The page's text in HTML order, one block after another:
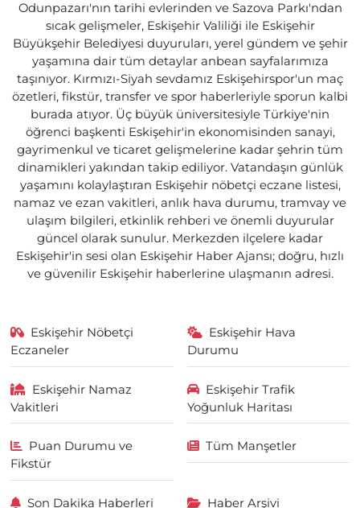
Odunpazarı'nın tarihi evlerinden ve Sazova Parkı'ndan
sıcak gelişmeler, Eskişehir Valiliği ile Eskişehir
Büyükşehir Belediyesi duyuruları, yerel gündem ve şehir
yaşamına dair tüm detaylar anbean sayfalarımıza
taşınıyor. Kırmızı-Siyah sevdamız Eskişehirspor'un maç
özetleri, fikstür, transfer ve spor haberleriyle sporun kalbi
burada atıyor. Üç büyük üniversitesiyle Türkiye'nin
öğrenci başkenti Eskişehir'in ekonomisinden sanayi,
gayrimenkul ve ticaret gelişmelerine kadar şehrin tüm
dinamikleri yakından takip ediliyor. Vatandaşın günlük
yaşamını kolaylaştıran Eskişehir nöbetçi eczane listesi,
namaz ve ezan vakitleri, anlık hava durumu, tramvay ve
ulaşım bilgileri, etkinlik rehberi ve önemli duyurular
güncel olarak sunulur. Merkezden ilçelere kadar
Eskişehir'in sesi olan Eskişehir Haber Ajansı; doğru, hızlı
ve güvenilir Eskişehir haberlerine ulaşmanın adresi.
Eskişehir Nöbetçi
Eczaneler
Eskişehir Hava
Durumu
Eskişehir Namaz
Vakitleri
Eskişehir Trafik
Yoğunluk Haritası
Puan Durumu ve
Fikstür
Tüm Manşetler
Son Dakika Haberleri Haber Arşivi